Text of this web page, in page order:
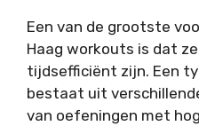
Een van de grootste
Haag workouts is dat
tijdsefficiënt zijn. Een
bestaat uit
van oefeningen met